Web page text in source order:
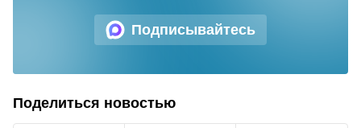
Подписывайтесь
Поделиться новостью